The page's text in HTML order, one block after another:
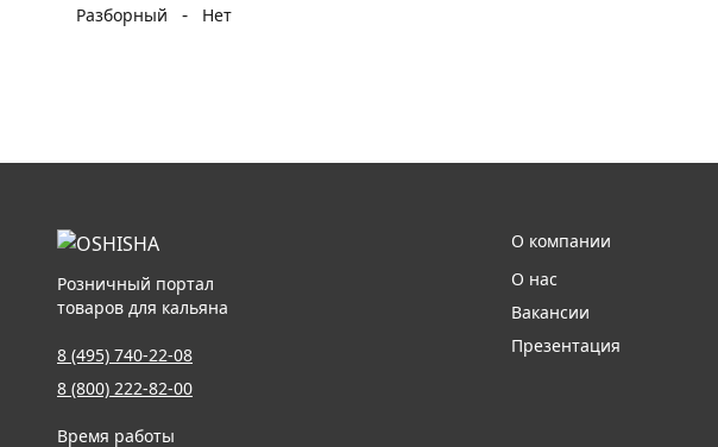
Разборный
- Нет
Розничный портал
товаров для кальяна
8 (495) 740-22-08
8 (800) 222-82-00
Время работы
О компании
О нас
Вакансии
Презентация